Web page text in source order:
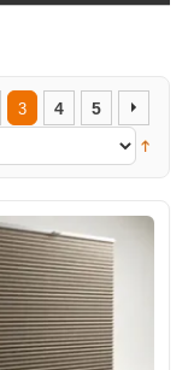
3 4 5